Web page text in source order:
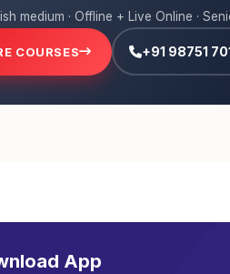
medium · Offline + Live Online ·
COURSES +91 98751
App